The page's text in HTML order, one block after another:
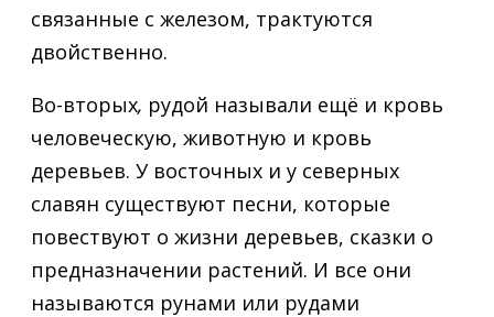
связанные с железом, трактуются
двойственно.
Во-вторых, рудой называли ещё и кровь
человеческую, животную и кровь
деревьев. У восточных и у северных
славян существуют песни, которые
повествуют о жизни деревьев, сказки о
предназначении растений. И все они
называются рунами или рудами